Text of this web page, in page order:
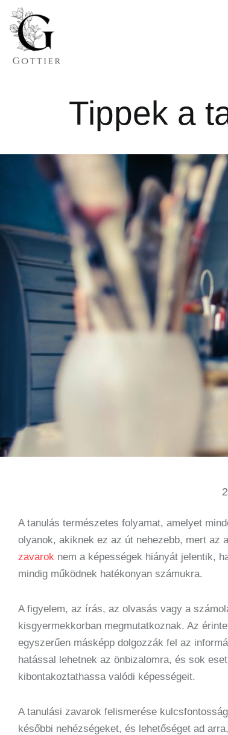
Tippek a
A tanulás természetes folyamat, amelyet
olyanok, akiknek ez az út nehezebb, mert az
zavarok nem a képességek hiányát jelentik,
mindig működnek hatékonyan számukra.
A figyelem, az írás, az olvasás vagy a
kisgyermekkorban megmutatkoznak. Az
egyszerűen másképp dolgozzák fel az
hatással lehetnek az önbizalomra, és sok
kibontakoztathassa valódi képességeit.
A tanulási zavarok felismerése
későbbi nehézségeket, és lehetőséget ad